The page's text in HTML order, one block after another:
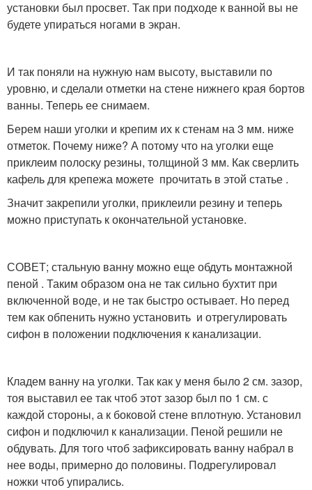
установки был просвет. Так при подходе к ванной вы не
будете упираться ногами в экран.
И так поняли на нужную нам высоту, выставили по
уровню, и сделали отметки на стене нижнего края бортов
ванны. Теперь ее снимаем.
Берем наши уголки и крепим их к стенам на 3 мм. ниже
отметок. Почему ниже? А потому что на уголки еще
приклеим полоску резины, толщиной 3 мм. Как сверлить
кафель для крепежа можете прочитать в этой статье .
Значит закрепили уголки, приклеили резину и теперь
можно приступать к окончательной установке.
СОВЕТ; стальную ванну можно еще обдуть монтажной
пеной . Таким образом она не так сильно бухтит при
включенной воде, и не так быстро остывает. Но перед
тем как обпенить нужно установить и отрегулировать
сифон в положении подключения к канализации.
Кладем ванну на уголки. Так как у меня было 2 см. зазор,
тоя выставил ее так чтоб этот зазор был по 1 см. с
каждой стороны, а к боковой стене вплотную. Установил
сифон и подключил к канализации. Пеной решили не
обдувать. Для того чтоб зафиксировать ванну набрал в
нее воды, примерно до половины. Подрегулировал
ножки чтоб упирались.